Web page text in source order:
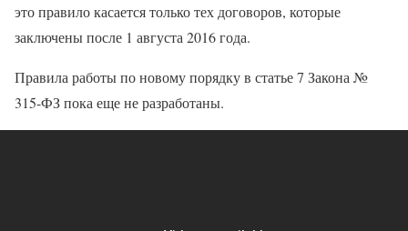
это правило касается только тех договоров, которые
заключены после 1 августа 2016 года.
Правила работы по новому порядку в статье 7 Закона №
315-ФЗ пока еще не разработаны.